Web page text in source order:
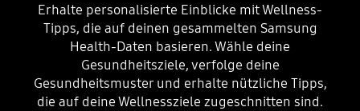
Erhalte personalisierte Einblicke mit Wellness-
Tipps, die auf deinen gesammelten Samsung
Health-Daten basieren. Wähle deine
Gesundheitsziele, verfolge deine
Gesundheitsmuster und erhalte nützliche Tipps,
die auf deine Wellnessziele zugeschnitten sind.